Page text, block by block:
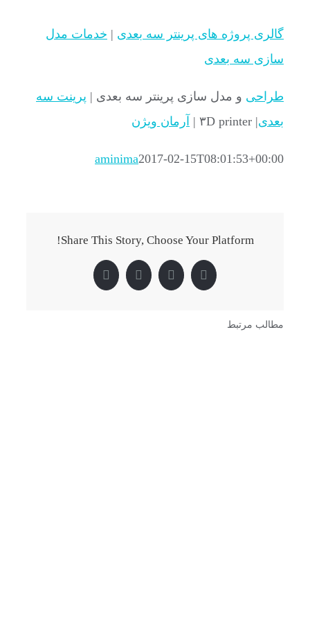
گالری پروژه های پرینتر سه بعدی | خدمات مدل
سازی سه بعدی
طراحی و مدل سازی پرینتر سه بعدی | پرینت سه
بعدی| ۳D printer | آرمان ویژن
aminima2017-02-15T08:01:53+00:00
Share This Story, Choose Your Platform!
Facebook
Twitter
LinkedIn
Pinterest
مطالب مرتبط